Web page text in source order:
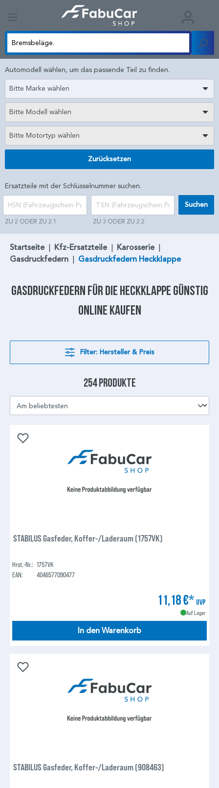
Automodell wählen, um das passende Teil zu finden.
Bitte Marke wählen
Bitte Modell wählen
Bitte Motortyp wählen
Zurücksetzen
Ersatzteile mit der Schlüsselnummer suchen.
ZU 2 ODER ZU 2.1 ZU 3 ODER ZU 2.2
Suchen
Startseite | Kfz-Ersatzteile | Karosserie |
Gasdruckfedern | Gasdruckfedern Heckklappe
Gasdruckfedern für die Heckklappe günstig
online kaufen
Filter: Hersteller & Preis
254 Produkte
STABILUS Gasfeder, Koffer-/Laderaum (1757VK)
Hrst.-Nr.: 1757VK
EAN:
4046577090477
11,18 €* UVP
Auf Lager
In den Warenkorb
STABILUS Gasfeder, Koffer-/Laderaum (908463)